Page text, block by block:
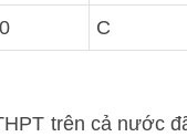
C
trên cả nước